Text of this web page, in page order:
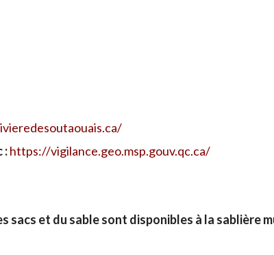
:https://vigilance.geo.msp.gouv.qc.ca/
sacs et du sable sont disponibles à la sablière